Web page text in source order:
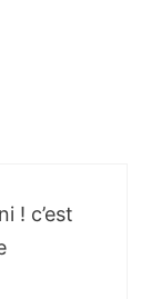
! c’est